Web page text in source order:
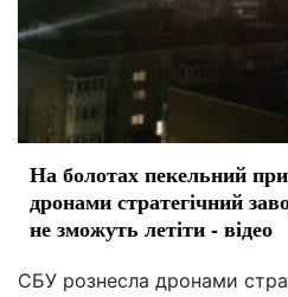
На болотах пекельний
дронами стратегічний
не зможуть летіти - відео
СБУ рознесла дронами